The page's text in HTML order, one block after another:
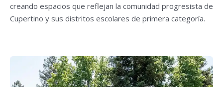
creando espacios que reflejan la comunidad progresista de
Cupertino y sus distritos escolares de primera categoría.